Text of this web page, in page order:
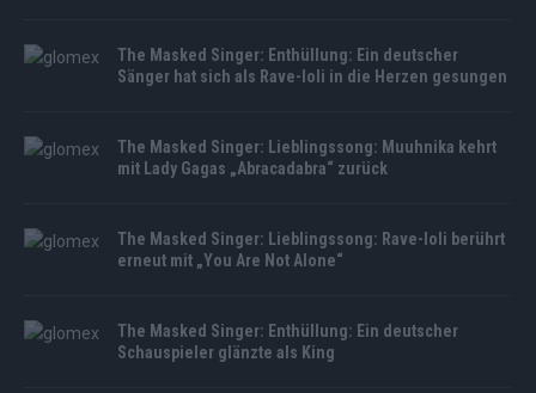
The Masked Singer: Enthüllung: Ein deutscher
Sänger hat sich als Rave-Ioli in die Herzen gesungen
The Masked Singer: Lieblingssong: Muuhnika kehrt
mit Lady Gagas „Abracadabra“ zurück
The Masked Singer: Lieblingssong: Rave-Ioli berührt
erneut mit „You Are Not Alone“
The Masked Singer: Enthüllung: Ein deutscher
Schauspieler glänzte als King